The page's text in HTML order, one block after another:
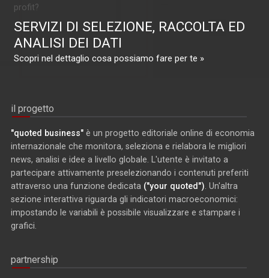
profit?
SERVIZI DI SELEZIONE, RACCOLTA ED
ANALISI DEI DATI
Scopri nel dettaglio cosa possiamo fare per te »
il progetto
"quoted business" è un progetto editoriale online di economia
internazionale che monitora, seleziona e rielabora le migliori
news, analisi e idee a livello globale. L'utente è invitato a
partecipare attivamente preselezionando i contenuti preferiti
attraverso una funzione dedicata ("your quoted") . Un'altra
sezione interattiva riguarda gli indicatori macroeconomici:
impostando le variabili è possibile visualizzare e stampare i
grafici.
partnership